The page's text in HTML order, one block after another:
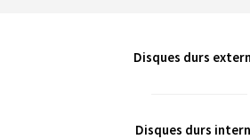
Disques durs
Disques durs